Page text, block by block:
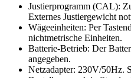
Justierprogramm (CAL):
Externes Justiergewicht
Wägeeinheiten: Per
nichtmetrische Einheiten.
Batterie-Betrieb: Der
angegeben.
Netzadapter: 230V/50Hz.